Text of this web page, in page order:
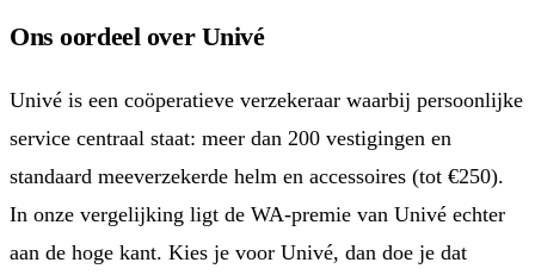
Ons oordeel over Univé
Univé is een coöperatieve verzekeraar waarbij persoonlijke
service centraal staat: meer dan 200 vestigingen en
standaard meeverzekerde helm en accessoires (tot €250).
In onze vergelijking ligt de WA-premie van Univé echter
aan de hoge kant. Kies je voor Univé, dan doe je dat